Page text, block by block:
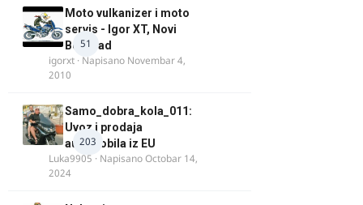
51
Moto vulkanizer i moto
servis - Igor XT, Novi
Beograd
igorxt · Napisano Novembar 4,
2010
203
Samo_dobra_kola_011:
Uvoz i prodaja
automobila iz EU
Luka9905 · NapisanoOctobar 14,
2024